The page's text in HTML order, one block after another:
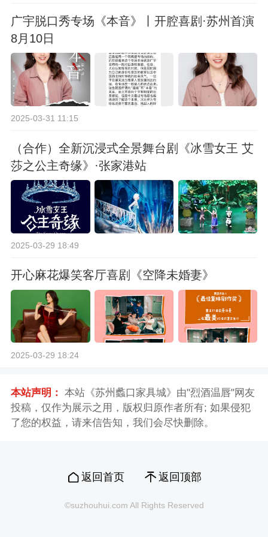
广宇脱口秀专场《本音》丨开腔喜剧·苏州首演
8月10日
2025-03-31 11:15
（合作）全新沉浸式全景舞台剧《冰雪女王 艾
莎之公主奇缘》·张家港站
2025-03-29 18:49
开心麻花爆笑客厅喜剧《空降未婚妻》
2025-03-29 18:24
本站声明： 本站《苏州蠡口家具城》由"烈酒温唇"网友
投稿，仅作为展示之用，版权归原作者所有; 如果侵犯
了您的权益，请来信告知，我们会尽快删除。
返回首页 返回顶部
©suzhouhui.com All Rights Reserved